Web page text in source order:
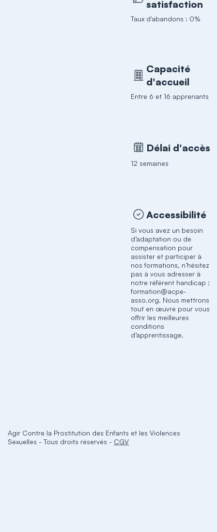
satisfaction
Taux d'abandons : 0%
Capacité
d'accueil
Entre 6 et 16 apprenants
Délai d'accès
12 semaines
Accessibilité
Si vous avez un besoin
d’adaptation ou de
compensation pour
assister et participer à
nos formations, n’hésitez
pas à vous adresser à
notre référent handicap :
formation@acpe-
asso.org. Nous mettrons
tout en œuvre pour vous
offrir les meilleures
conditions
d’apprentissage.
Agir Contre la Prostitution des Enfants et les Violences
Sexuelles - Tous droits réservés - CGV